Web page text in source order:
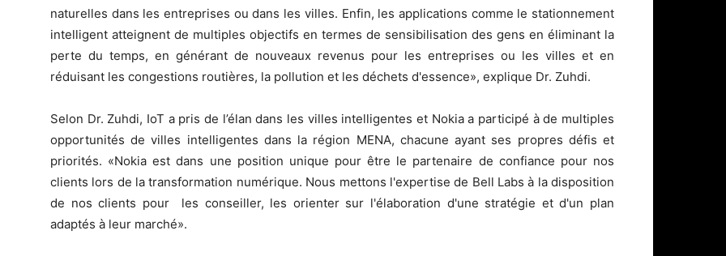
naturelles dans les entreprises ou dans les villes. Enfin, les applications comme le stationnement
intelligent atteignent de multiples objectifs en termes de sensibilisation des gens en éliminant la
perte du temps, en générant de nouveaux revenus pour les entreprises ou les villes et en
réduisant les congestions routières, la pollution et les déchets d'essence», explique Dr. Zuhdi.
Selon Dr. Zuhdi, IoT a pris de l’élan dans les villes intelligentes et Nokia a participé à de multiples
opportunités de villes intelligentes dans la région MENA, chacune ayant ses propres défis et
priorités. «Nokia est dans une position unique pour être le partenaire de confiance pour nos
clients lors de la transformation numérique. Nous mettons l'expertise de Bell Labs à la disposition
de nos clients pour les conseiller, les orienter sur l'élaboration d'une stratégie et d'un plan
adaptés à leur marché».